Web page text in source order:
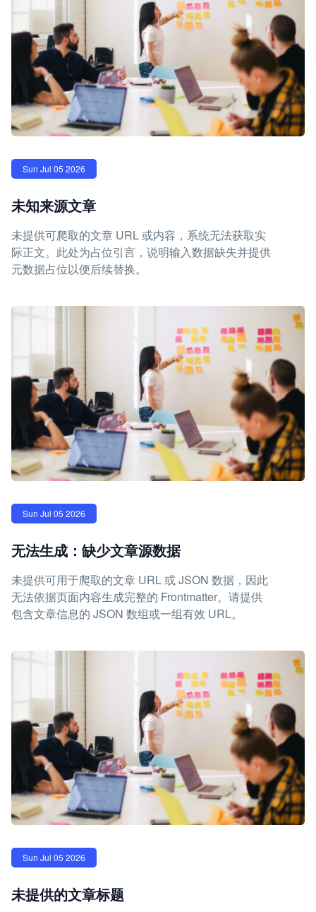
Sun Jul 05 2026
未知来源文章
未提供可爬取的文章 URL 或内容，系统无法获取实
际正文。此处为占位引言，说明输入数据缺失并提供
元数据占位以便后续替换。
Sun Jul 05 2026
无法生成：缺少文章源数据
未提供可用于爬取的文章 URL 或 JSON 数据，因此
无法依据页面内容生成完整的 Frontmatter。请提供
包含文章信息的 JSON 数组或一组有效 URL。
Sun Jul 05 2026
未提供的文章标题